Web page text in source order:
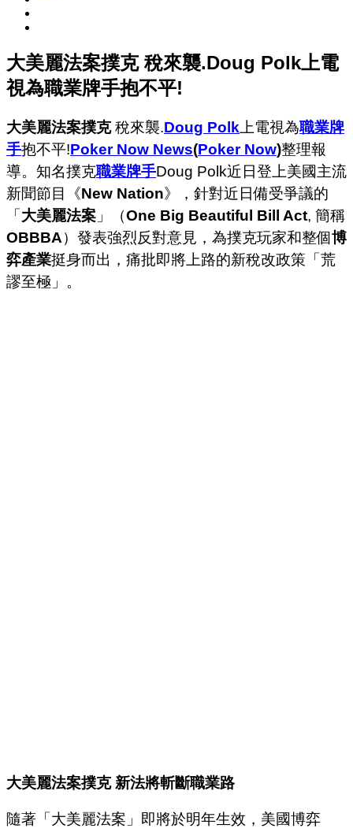
大美麗法案撲克 稅來襲.Doug Polk上電
視為職業牌手抱不平!
大美麗法案撲克稅來襲.Doug Polk 上電視為職業牌
手抱不平!Poker Now News(Poker Now)整理報
導。知名撲克職業牌手Doug Polk近日登上美國主流
新聞節目《New Nation》，針對近日備受爭議的
「大美麗法案 」（One Big Beautiful Bill Act, 簡稱
OBBBA）發表強烈反對意見，為撲克玩家和整個博
弈產業挺身而出，痛批即將上路的新稅改政策「荒
謬至極」。
大美麗法案撲克 新法將斬斷職業路
隨著「大美麗法案」即將於明年生效，美國博弈